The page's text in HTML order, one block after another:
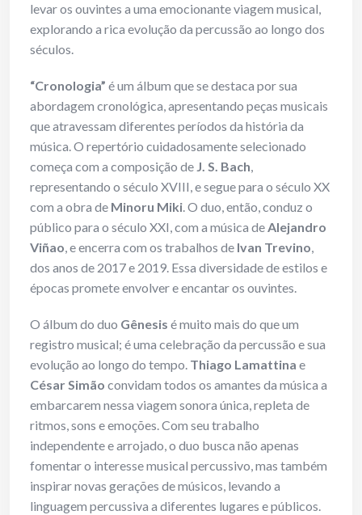
levar os ouvintes a uma emocionante viagem musical,
explorando a rica evolução da percussão ao longo dos
séculos.
“Cronologia” é um álbum que se destaca por sua
abordagem cronológica, apresentando peças musicais
que atravessam diferentes períodos da história da
música. O repertório cuidadosamente selecionado
começa com a composição de J. S. Bach,
representando o século XVIII, e segue para o século XX
com a obra de Minoru Miki. O duo, então, conduz o
público para o século XXI, com a música deAlejandro
Viñao, e encerra com os trabalhos de Ivan Trevino,
dos anos de 2017 e 2019. Essa diversidade de estilos e
épocas promete envolver e encantar os ouvintes.
O álbum do duo Gênesis é muito mais do que um
registro musical; é uma celebração da percussão e sua
evolução ao longo do tempo. Thiago Lamattina e
César Simão convidam todos os amantes da música a
embarcarem nessa viagem sonora única, repleta de
ritmos, sons e emoções. Com seu trabalho
independente e arrojado, o duo busca não apenas
fomentar o interesse musical percussivo, mas também
inspirar novas gerações de músicos, levando a
linguagem percussiva a diferentes lugares e públicos.